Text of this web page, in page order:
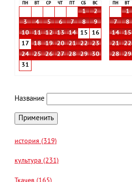
ПН ВТ СР ЧТ СБ ВС
1
2
3
4 5 6 7 8
9
10
11 12 13 14 15
16
17
18 19 20 21 22
23
24
25 26 27 28 29
30
31
ПН ВТ
1
7
8
14
15
21
22
28
29
Название
история (319)
культура (231)
Ткачев (165)